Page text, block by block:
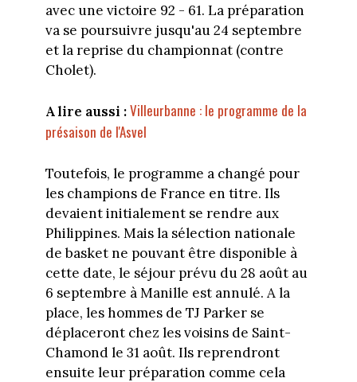
avec une victoire 92 - 61. La préparation
va se poursuivre jusqu'au 24 septembre
et la reprise du championnat (contre
Cholet).
A lire aussi : Villeurbanne : le programme de la
présaison de l'Asvel
Toutefois, le programme a changé pour
les champions de France en titre. Ils
devaient initialement se rendre aux
Philippines. Mais la sélection nationale
de basket ne pouvant être disponible à
cette date, le séjour prévu du 28 août au
6 septembre à Manille est annulé. A la
place, les hommes de TJ Parker se
déplaceront chez les voisins de Saint-
Chamond le 31 août. Ils reprendront
ensuite leur préparation comme cela